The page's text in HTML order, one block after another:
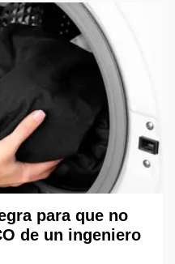
para que no
de un ingeniero